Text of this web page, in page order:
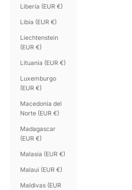
Liberia (EUR €)
Libia (EUR €)
Liechtenstein
(EUR €)
Lituania (EUR €)
Luxemburgo
(EUR €)
Macedonia del
Norte (EUR €)
Madagascar
(EUR €)
Malasia (EUR €)
Malaui (EUR €)
Maldivas (EUR